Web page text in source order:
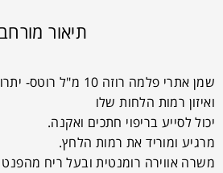
תיאור מורחב
שמן אתרי פלמה רוזה
ואיזון רמות הלחות שלו
יכול לסייע בריפוי חתכים ואקנה.
מרגיע ומוריד את רמות הלחץ.
משרה אווירה רומנטית ובעל ריח